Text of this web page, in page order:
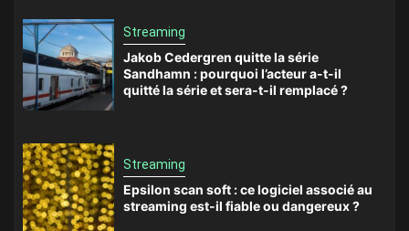
Streaming
Jakob Cedergren quitte la série
Sandhamn : pourquoi l’acteur a-t-il
quitté la série et sera-t-il remplacé ?
Streaming
Epsilon scan soft : ce logiciel associé au
streaming est-il fiable ou dangereux ?